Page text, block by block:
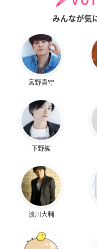
みんなが気
宮野真守
下野紘
浪川大輔